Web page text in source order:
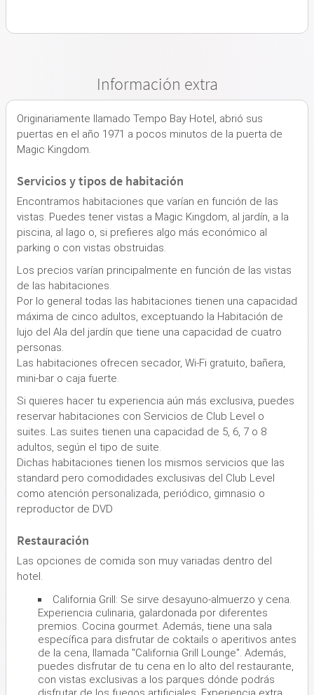
Información extra
Originariamente llamado Tempo Bay Hotel, abrió sus
puertas en el año 1971 a pocos minutos de la puerta de
Magic Kingdom.
Servicios y tipos de habitación
Encontramos habitaciones que varían en función de las
vistas. Puedes tener vistas a Magic Kingdom, al jardín, a la
piscina, al lago o, si prefieres algo más económico al
parking o con vistas obstruidas.
Los precios varían principalmente en función de las vistas
de las habitaciones.
Por lo general todas las habitaciones tienen una capacidad
máxima de cinco adultos, exceptuando la Habitación de
lujo del Ala del jardín que tiene una capacidad de cuatro
personas.
Las habitaciones ofrecen secador, Wi-Fi gratuito, bañera,
mini-bar o caja fuerte.
Si quieres hacer tu experiencia aún más exclusiva, puedes
reservar habitaciones con Servicios de Club Level o
suites. Las suites tienen una capacidad de 5, 6, 7 o 8
adultos, según el tipo de suite.
Dichas habitaciones tienen los mismos servicios que las
standard pero comodidades exclusivas del Club Level
como atención personalizada, periódico, gimnasio o
reproductor de DVD
Restauración
Las opciones de comida son muy variadas dentro del
hotel.
California Grill: Se sirve desayuno-almuerzo y cena.
Experiencia culinaria, galardonada por diferentes
premios. Cocina gourmet. Además, tiene una sala
específica para disfrutar de coktails o aperitivos antes
de la cena, llamada ''California Grill Lounge''. Además,
puedes disfrutar de tu cena en lo alto del restaurante,
con vistas exclusivas a los parques dónde podrás